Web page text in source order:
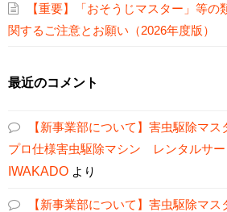
【重要】「おそうじマスター」等の
関するご注意とお願い（2026年度版）
最近のコメント
【新事業部について】害虫駆除マ
プロ仕様害虫駆除マシン レンタルサー
IWAKADO より
【新事業部について】害虫駆除マ